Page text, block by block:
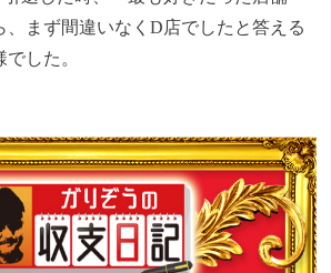
、まず間違いなくD店でしたと答える
した。